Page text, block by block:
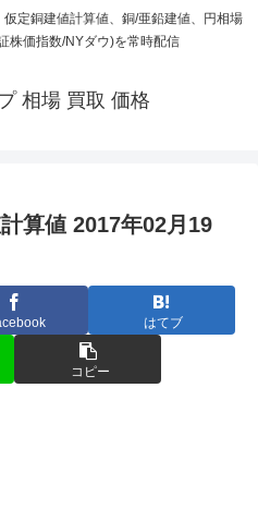
定銅建値計算値、銅/亜鉛建値、円相場
株価指数/NYダウ)を常時配信
相場 買取 価格
算値 2017年02月19
はてブ
コピー